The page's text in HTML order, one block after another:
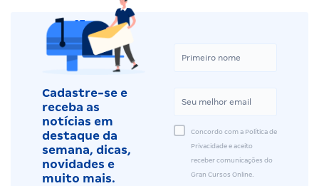
Cadastre-se e
receba as
notícias em
destaque da
semana, dicas,
novidades e
muito mais.
Concordo com a Política de
Privacidade e aceito
receber comunicações do
Gran Cursos Online.